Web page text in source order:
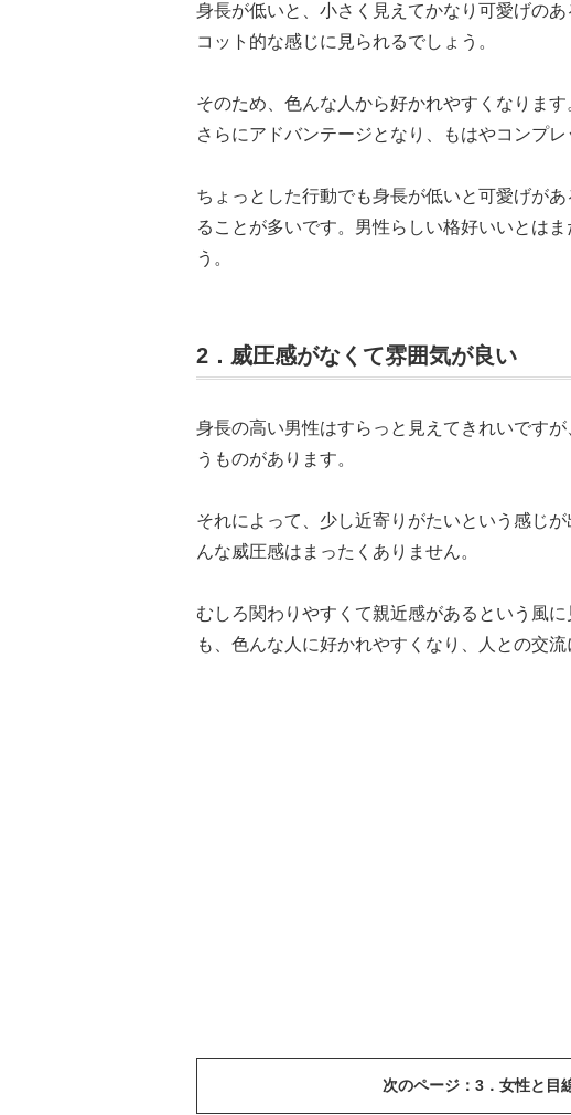
身長が低いと、小さく見えてかなり可愛げの
コット的な感じに見られるでしょう。
そのため、色んな人から好かれやすくなりま
さらにアドバンテージとなり、もはやコンプレ
ちょっとした行動でも身長が低いと可愛げが
ることが多いです。男性らしい格好いいとは
う。
2．威圧感がなくて雰囲気が良い
身長の高い男性はすらっと見えてきれいです
うものがあります。
それによって、少し近寄りがたいという感じ
んな威圧感はまったくありません。
むしろ関わりやすくて親近感があるという風
も、色んな人に好かれやすくなり、人との交
次のページ：3．女性と目